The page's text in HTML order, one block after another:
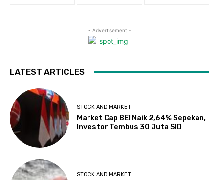
- Advertisement -
LATEST ARTICLES
STOCK AND MARKET
Market Cap BEI Naik 2,64% Sepekan,
Investor Tembus 30 Juta SID
STOCK AND MARKET